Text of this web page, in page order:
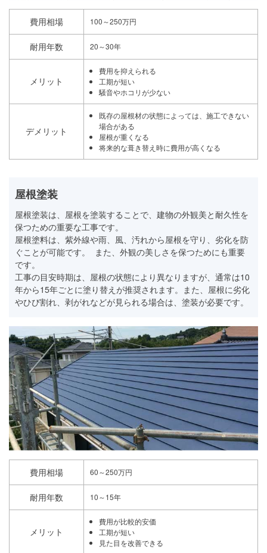
費用相場 100～250万円
耐用年数 20～30年
メリット
費用を抑えられる
工期が短い
騒音やホコリが少ない
デメリット
既存の屋根材の状態によっては、施工できない
場合がある
屋根が重くなる
将来的な葺き替え時に費用が高くなる
屋根塗装
屋根塗装は、屋根を塗装することで、建物の外観美と耐久性を
保つための重要な工事です。
屋根塗料は、紫外線や雨、風、汚れから屋根を守り、劣化を防
ぐことが可能です。 また、外観の美しさを保つためにも重要
です。
工事の目安時期は、屋根の状態により異なりますが、通常は10
年から15年ごとに塗り替えが推奨されます。また、屋根に劣化
やひび割れ、剥がれなどが見られる場合は、塗装が必要です。
費用相場 60～250万円
耐用年数 10～15年
メリット
費用が比較的安価
工期が短い
見た目を改善できる